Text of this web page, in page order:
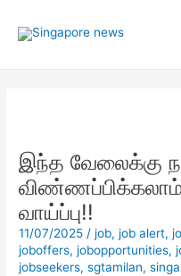
இந்த வேலைக்கு
வாய்ப்பு!!
11/07/2025/job,job alert,
joboffers,jobopportunities,
jobseekers,sgtamilan,